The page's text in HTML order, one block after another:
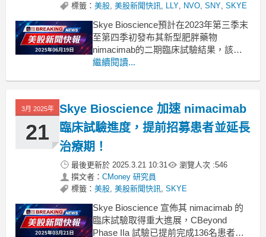
標籤： 美股, 美股新聞快訊, LLY, NVO, SNY, SKYE
Skye Bioscience預計在2023年第三季末
至第四季初發布其新型肥胖藥物
nimacimab的二期臨床試驗結果，該藥
物或成為GLP-1類藥物的有效替代。隨
極推進其針對CB1受體的單克隆抗體
nimacimab
繼續閱讀...
3月 2025年
21
Skye Bioscience 加速 nimacimab
臨床試驗進度，提前招募患者並延長
治療期！
最後更新於 2025.3.21 10:31 瀏覽人次 :546
撰文者： CMoney 研究員
標籤： 美股, 美股新聞快訊, SKYE
Skye Bioscience 宣佈其 nimacimab 的
臨床試驗取得重大進展，CBeyond
Phase IIa 試驗已提前完成136名患者的